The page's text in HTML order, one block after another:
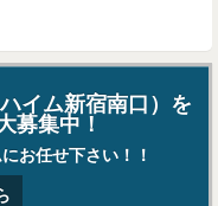
イム新宿南口）を
募集中！
お任せ下さい！！